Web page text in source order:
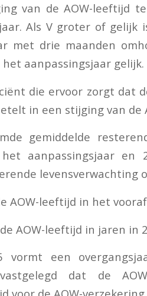
van de AOW-leeftijd
Als V groter of gelijk
met drie maanden
aanpassingsjaar gelijk.
die ervoor zorgt dat
in een stijging van de
gemiddelde
aanpassingsjaar
levensverwachting
AOW-leeftijd in het
AOW-leeftijd in jaren in
vormt een
vastgelegd dat de